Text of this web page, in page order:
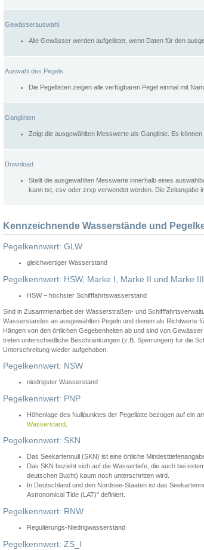
Gewässerauswahl
Alle Gewässer werden aufgelistet, wenn Daten für den
Auswahl des Pegels
Die Pegellisten zeigen alle verfügbaren Pegel einmal mit
Ganglinien
Zeigt die ausgewählten Messwerte als Ganglinie. Es können
Download
Stellt die ausgewählten Messwerte innerhalb eines
kann txt, csv oder zrxp verwendet werden. Die Zeitangabe
Kennzeichnende Wasserstände und
Pegelkennwert: GLW
gleichwertiger Wasserstand
Pegelkennwert: HSW, Marke I, Marke II und Marke III
HSW – höchster Schifffahrtswasserstand
Sind in Zusammenarbeit der Wasserstraßen- und
Wasserstandes an ausgewählten Pegeln und dienen als Richtwerte
Hängen von den örtlichen Gegebenheiten ab und sind von
treten unterschiedliche Beschränkungen (z.B. Sperrungen) für die
Unterschreitung wieder aufgehoben.
Pegelkennwert: NSW
niedrigster Wasserstand
Pegelkennwert: PNP
Höhenlage des Nullpunktes der Pegellatte bezogen auf ein
Wasserstand
Pegelkennwert: SKN
Das Seekartennull (SKN) ist eine örtliche
Das SKN bezieht sich auf die Wassertiefe, die auch bei
deutschen Bucht) kaum noch unterschritten wird.
In Deutschland und den Nordsee-Staaten ist das
Astronomical Tide (LAT)" definiert.
Pegelkennwert: RNW
Regulierungs-Niedrigwasserstand
Pegelkennwert: ZS_I